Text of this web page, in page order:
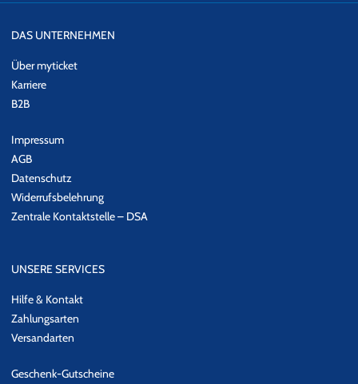
DAS UNTERNEHMEN
Über myticket
Karriere
B2B
Impressum
AGB
Datenschutz
Widerrufsbelehrung
Zentrale Kontaktstelle – DSA
UNSERE SERVICES
Hilfe & Kontakt
Zahlungsarten
Versandarten
Geschenk-Gutscheine